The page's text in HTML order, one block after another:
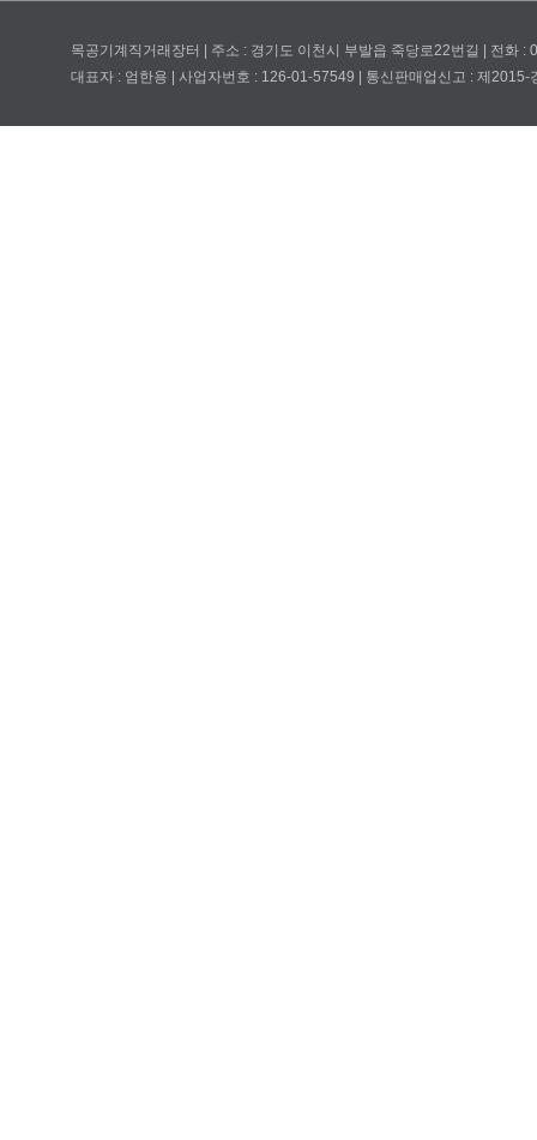
목공기계직거래장터 | 주소 : 경기도 이천시 부발읍 죽당로22번길 | 전
대표자 : 엄한용 | 사업자번호 : 126-01-57549 | 통신판매업신고 : 제2015-